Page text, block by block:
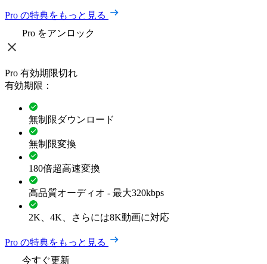
Pro の特典をもっと見る
Pro をアンロック
Pro 有効期限切れ
有効期限：
無制限ダウンロード
無制限変換
180倍超高速変換
高品質オーディオ - 最大320kbps
2K、4K、さらには8K動画に対応
Pro の特典をもっと見る
今すぐ更新